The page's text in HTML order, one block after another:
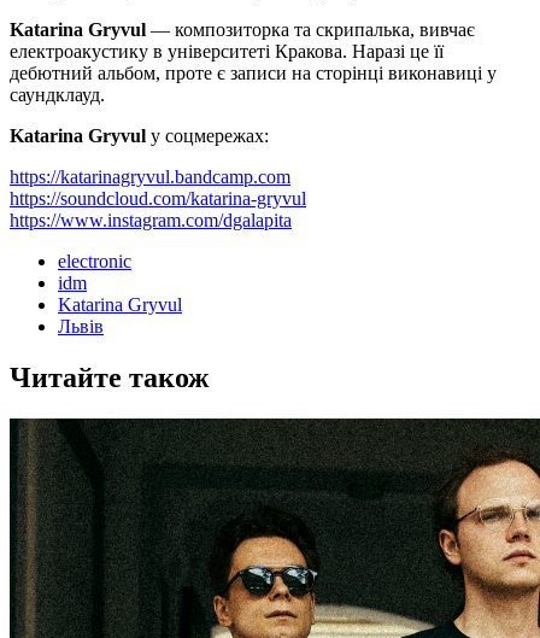
Katarina Gryvul — композиторка та скрипалька, вивчає
електроакустику в університеті Кракова. Наразі це її
дебютний альбом, проте є записи на сторінці виконавиці у
саундклауд.
Katarina Gryvul у соцмережах:
https://katarinagryvul.bandcamp.com
https://soundcloud.com/katarina-gryvul
https://www.instagram.com/dgalapita
electronic
idm
Katarina Gryvul
Львів
Читайте також